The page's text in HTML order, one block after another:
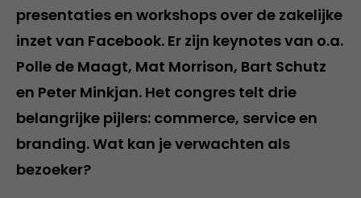
presentaties en workshops over de zakelijke
inzet van Facebook. Er zijn keynotes van o.a.
Polle de Maagt, Mat Morrison, Bart Schutz
en Peter Minkjan. Het congres telt drie
belangrijke pijlers: commerce, service en
branding. Wat kan je verwachten als
bezoeker?